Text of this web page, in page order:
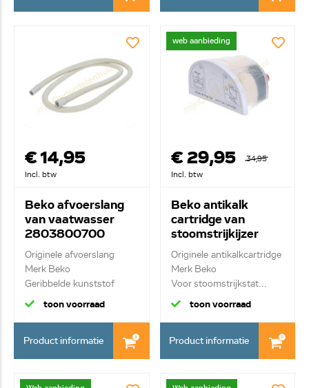
€ 14,95
Incl. btw
Beko afvoerslang
van vaatwasser
2803800700
Originele afvoerslang
Merk Beko
Geribbelde kunststof
slan...
toon voorraad
Product informatie
web aanbieding
€ 29,95
34,95
Incl. btw
Beko antikalk
cartridge van
stoomstrijkijzer
9178020181
Originele antikalkcartridge
Merk Beko
Voor stoomstrijkstat...
toon voorraad
Product informatie